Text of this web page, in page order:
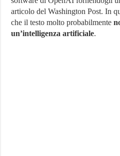
articolo del Washington Post. In
che il testo molto probabilmente
un’intelligenza artificiale.